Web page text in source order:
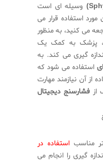
وسیله ای است
استفاده قرار می
می کنید، به منظور
پزشک به کمک یک
گیری می کند. به
استفاده می شود که
از آن نیازمند مهارت
ازفشارسنج دیجیتال
مناسباستفاده در
گیری را انجام می